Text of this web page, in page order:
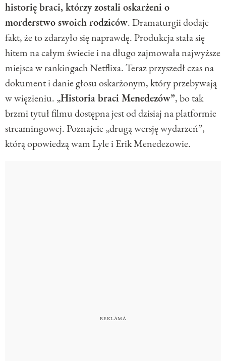
historię braci, którzy zostali oskarżeni o
morderstwo swoich rodziców. Dramaturgii dodaje
fakt, że to zdarzyło się naprawdę. Produkcja stała się
hitem na całym świecie i na długo zajmowała najwyższe
miejsca w rankingach Netflixa. Teraz przyszedł czas na
dokument i danie głosu oskarżonym, który przebywają
w więzieniu. „Historia braci Menedezów”, bo tak
brzmi tytuł filmu dostępna jest od dzisiaj na platformie
streamingowej. Poznajcie „drugą wersję wydarzeń”,
którą opowiedzą wam Lyle i Erik Menedezowie.